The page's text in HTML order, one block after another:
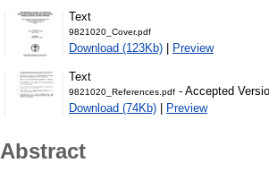
Text
9821020_Cover.pdf
Download (123Kb) | Preview
Text
9821020_References.pdf - Accepted
Download (74Kb) | Preview
Abstract